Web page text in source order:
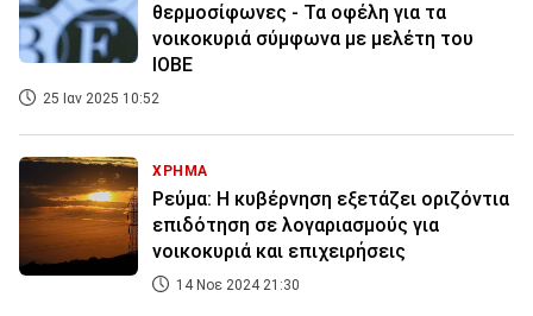
θερμοσίφωνες - Τα οφέλη για τα
νοικοκυριά σύμφωνα με μελέτη του
ΙΟΒΕ
25 Ιαν 2025 10:52
ΧΡΗΜΑ
Ρεύμα: Η κυβέρνηση εξετάζει οριζόντια
επιδότηση σε λογαριασμούς για
νοικοκυριά και επιχειρήσεις
14 Νοε 2024 21:30